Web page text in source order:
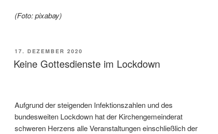
(Foto: pixabay)
VERÖFFENTLICHT
AM
17. DEZEMBER 2020
Keine Gottesdienste im Lockdown
Aufgrund der steigenden Infektionszahlen und des
bundesweiten Lockdown hat der Kirchengemeinderat
schweren Herzens alle Veranstaltungen einschließlich der